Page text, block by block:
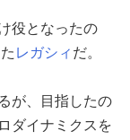
役となったの
レガシィ だ。
が、目指したの
ダイナミクスを